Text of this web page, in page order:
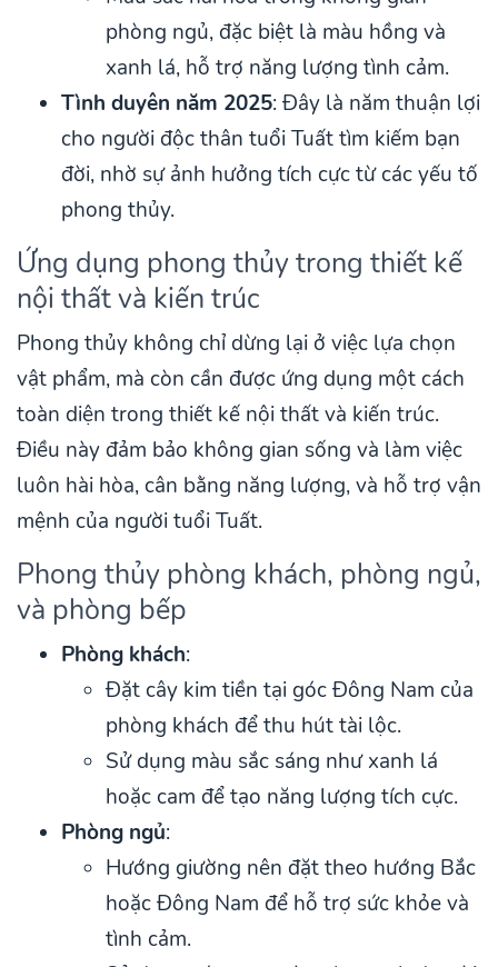
phòng ngủ, đặc biệt là màu hồng và
xanh lá, hỗ trợ năng lượng tình cảm.
Tình duyên năm 2025: Đây là năm thuận lợi
cho người độc thân tuổi Tuất tìm kiếm bạn
đời, nhờ sự ảnh hưởng tích cực từ các yếu tố
phong thủy.
Ứng dụng phong thủy trong thiết kế
nội thất và kiến trúc
Phong thủy không chỉ dừng lại ở việc lựa chọn
vật phẩm, mà còn cần được ứng dụng một cách
toàn diện trong thiết kế nội thất và kiến trúc.
Điều này đảm bảo không gian sống và làm việc
luôn hài hòa, cân bằng năng lượng, và hỗ trợ vận
mệnh của người tuổi Tuất.
Phong thủy phòng khách, phòng ngủ,
và phòng bếp
Phòng khách:
Đặt cây kim tiền tại góc Đông Nam của
phòng khách để thu hút tài lộc.
Sử dụng màu sắc sáng như xanh lá
hoặc cam để tạo năng lượng tích cực.
Phòng ngủ:
Hướng giường nên đặt theo hướng Bắc
hoặc Đông Nam để hỗ trợ sức khỏe và
tình cảm.